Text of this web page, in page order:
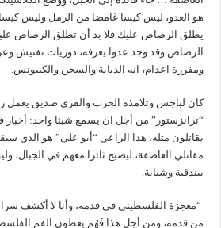
هو العدو، ليس كيسا غامضا من الرمل وليس
يطلق الرصاص عليك فلا بد أن تطلق الرصاص
الرصاص وقد وجد عدوا يعرفه، دوريات تفتيش
ومفرزة اعدام، انه الدبابة والسجن والكيبوتس.
كان لباجس وتلامذة الخرب والقرى صديق يعمل
“ترانزستور” من أجل ان يسمع شيئا واحد: أخبار
يقاتلون مثله، هذا الراعي “أبو علي” هو الذي
مقاتلي العاصفة، ليصبح ثائرا معهم في الجبال،
ببندقية وشبابة.
“معجزة الفلسطيني في قدمه، وأنا لا أكشف سرا
من قدمه، ومن أجل هذا فَهُم يعطون الفم